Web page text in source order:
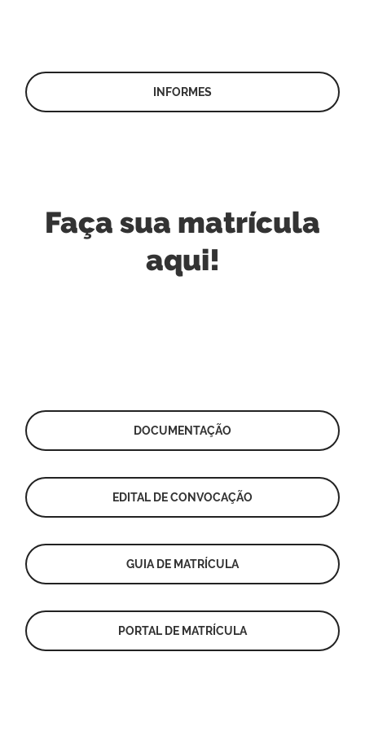
INFORMES
Faça sua matrícula
aqui!
DOCUMENTAÇÃO
EDITAL DE CONVOCAÇÃO
GUIA DE MATRÍCULA
PORTAL DE MATRÍCULA